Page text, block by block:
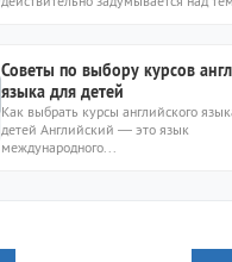
Советы по выбору курсов
языка для детей
Как выбрать курсы английского
детей Английский — это язык
международного...